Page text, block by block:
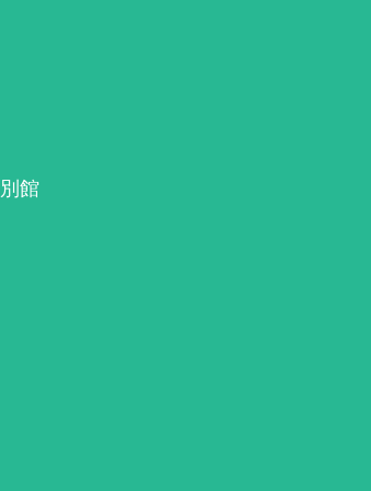
別館